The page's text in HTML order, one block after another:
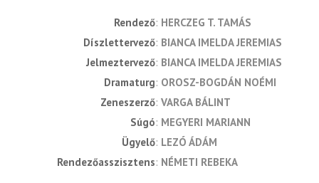
rendező HERCZEG T. TAMÁS
díszlettervező BIANCA IMELDA JEREMIAS
jelmeztervező BIANCA IMELDA JEREMIAS
dramaturg OROSZ-BOGDÁN NOÉMI
zeneszerző VARGA BÁLINT
súgó MEGYERI MARIANN
ügyelő LEZÓ ÁDÁM
rendezőasszisztens NÉMETI REBEKA